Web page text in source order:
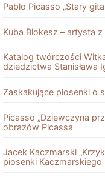
Pablo Picasso „Stary
Kuba Blokesz – artysta z
Katalog twórczości
dziedzictwa Stanisława
Zaskakujące piosenki o
Picasso „Dziewczyna
obrazów Picassa
Jacek Kaczmarski
piosenki Kaczmarskiego